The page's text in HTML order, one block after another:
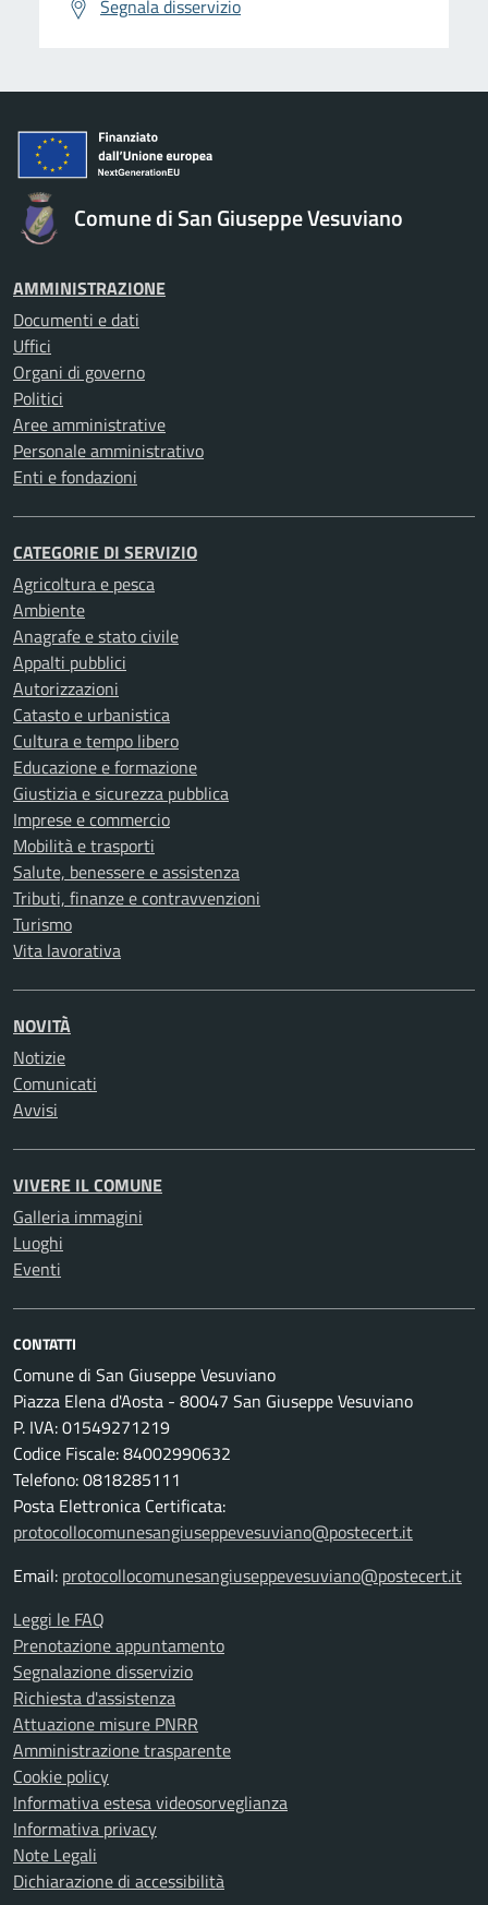
Segnala disservizio
Comune di San Giuseppe Vesuviano
AMMINISTRAZIONE
Documenti e dati
Uffici
Organi di governo
Politici
Aree amministrative
Personale amministrativo
Enti e fondazioni
CATEGORIE DI SERVIZIO
Agricoltura e pesca
Ambiente
Anagrafe e stato civile
Appalti pubblici
Autorizzazioni
Catasto e urbanistica
Cultura e tempo libero
Educazione e formazione
Giustizia e sicurezza pubblica
Imprese e commercio
Mobilità e trasporti
Salute, benessere e assistenza
Tributi, finanze e contravvenzioni
Turismo
Vita lavorativa
NOVITÀ
Notizie
Comunicati
Avvisi
VIVERE IL COMUNE
Galleria immagini
Luoghi
Eventi
CONTATTI
Comune di San Giuseppe Vesuviano
Piazza Elena d'Aosta - 80047 San Giuseppe Vesuviano
P. IVA: 01549271219
Codice Fiscale: 84002990632
Telefono: 0818285111
Posta Elettronica Certificata:
protocollocomunesangiuseppevesuviano@postecert.it
Email: protocollocomunesangiuseppevesuviano@postecert.it
Leggi le FAQ
Prenotazione appuntamento
Segnalazione disservizio
Richiesta d'assistenza
Attuazione misure PNRR
Amministrazione trasparente
Cookie policy
Informativa estesa videosorveglianza
Informativa privacy
Note Legali
Dichiarazione di accessibilità